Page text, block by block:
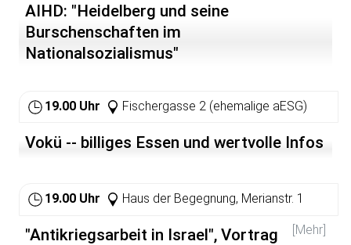
AIHD: "Heidelberg und seine
Burschenschaften im
Nationalsozialismus"
19.00 Uhr Fischergasse 2 (ehemalige aESG)
Vokü -- billiges Essen und wertvolle Infos
19.00 Uhr Haus der Begegnung, Merianstr. 1
[Mehr]
"Antikriegsarbeit in Israel", Vortrag